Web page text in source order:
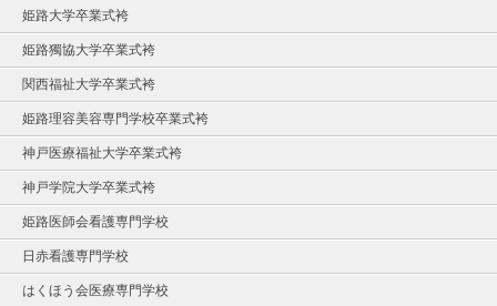
姫路大学卒業式袴
姫路獨協大学卒業式袴
関西福祉大学卒業式袴
姫路理容美容専門学校卒業式袴
神戸医療福祉大学卒業式袴
神戸学院大学卒業式袴
姫路医師会看護専門学校
日赤看護専門学校
はくほう会医療専門学校